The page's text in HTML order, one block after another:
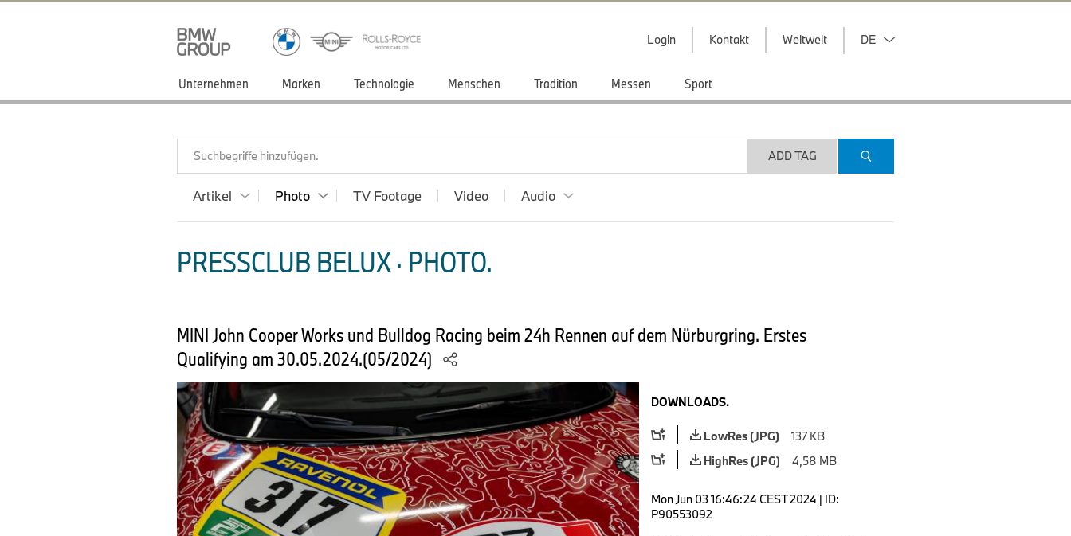
Login Kontakt Weltweit DE
Unternehmen Marken Technologie Menschen Tradition Messen Sport
Suchbegriffe hinzufügen. ADD TAG
Artikel Photo TV Footage Video Audio
PRESSCLUB BELUX · PHOTO.
MINI John Cooper Works und Bulldog Racing beim 24h Rennen auf dem Nürburgring. Erstes
Qualifying am 30.05.2024.(05/2024)
DOWNLOADS.
LowRes (JPG)
137 KB
HighRes (JPG)
4,58 MB
Mon Jun 03 16:46:24 CEST 2024 | ID:
P90553092